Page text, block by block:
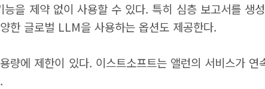
을 제약 없이 사용할 수 있다. 특히 심층 보고서를 생
한 글로벌 LLM을 사용하는 옵션도 제공한다.
에 제한이 있다. 이스트소프트는 앨런의 서비스가